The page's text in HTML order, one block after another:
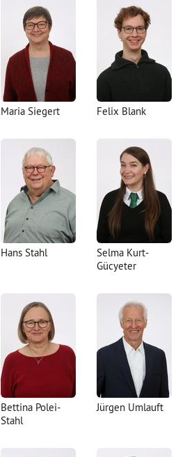
Maria Siegert Felix Blank
Hans Stahl
Selma Kurt-
Gücyeter
Bettina Polei-
Stahl
Jürgen Umlauft